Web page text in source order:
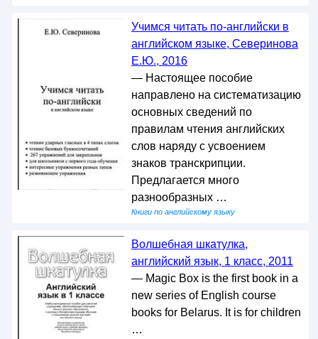
Учимся читать по-английски в
английском языке, Северинова
Е.Ю., 2016
— Настоящее пособие
направлено на систематизацию
основных сведений по
правилам чтения английских
слов наряду с усвоением
знаков транскрипции.
Предлагается много
разнообразных …
Книги по английскому языку
Волшебная шкатулка,
английский язык, 1 класс, 2011
— Magic Box is the first book in a
new series of English course
books for Belarus. It is for children
…